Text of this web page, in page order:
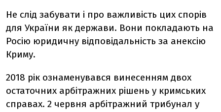
Не слід забувати і про важливість цих спорів
для України як держави. Вони покладають на
Росію юридичну відповідальність за анексію
Криму.
2018 рік ознаменувався винесенням двох
остаточних арбітражних рішень у кримських
справах. 2 червня арбітражний трибунал у